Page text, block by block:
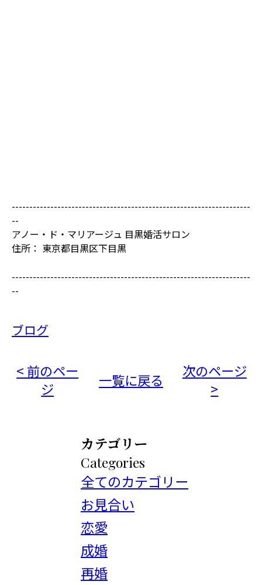
--------------------------------------------------------------------
--
アノー・ド・マリアージュ 目黒婚活サロン
住所： 東京都目黒区下目黒
--------------------------------------------------------------------
--
ブログ
< 前のペー
ジ
一覧に戻る
次のページ
>
カテゴリー
Categories
全てのカテゴリー
お見合い
恋愛
成婚
再婚